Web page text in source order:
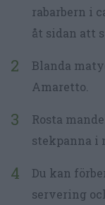
rabarbern i
åt sidan att
Blanda
Amaretto.
Rosta
stekpanna i
Du kan
servering